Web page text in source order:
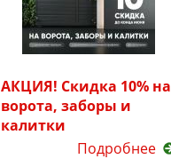
АКЦИЯ! Скидка 10% на
ворота, заборы и
калитки
Подробнее